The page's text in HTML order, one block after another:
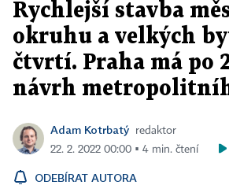
Rychlejší stavba
okruhu a velkých
čtvrtí. Praha má po
návrh
Adam Kotrbatý
redaktor
22. 2. 2022 00:00 ▪ 4 min. čtení
ODEBÍRAT AUTORA